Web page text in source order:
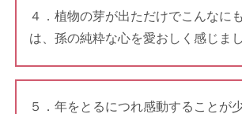
４．植物の芽が出ただけでこんなに
は、孫の純粋な心を愛おしく感じまし
５．年をとるにつれ感動することが